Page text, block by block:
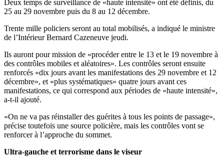
Deux temps de surveillance de «haute intensité» ont été définis, du
25 au 29 novembre puis du 8 au 12 décembre.
Trente mille policiers seront au total mobilisés, a indiqué le ministre
de l’Intérieur Bernard Cazeneuve jeudi.
Ils auront pour mission de «procéder entre le 13 et le 19 novembre à
des contrôles mobiles et aléatoires». Les contrôles seront ensuite
renforcés «dix jours avant les manifestations des 29 novembre et 12
décembre», et «plus systématiques» quatre jours avant ces
manifestations, ce qui correspond aux périodes de «haute intensité»,
a-t-il ajouté.
«On ne va pas réinstaller des guérites à tous les points de passage»,
précise toutefois une source policière, mais les contrôles vont se
renforcer à l’approche du sommet.
Ultra-gauche et terrorisme dans le viseur